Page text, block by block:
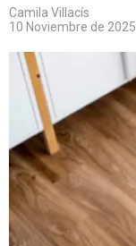
Camila Villacís
10 Noviembre de 2025